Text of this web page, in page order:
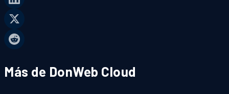
Más de DonWeb Cloud